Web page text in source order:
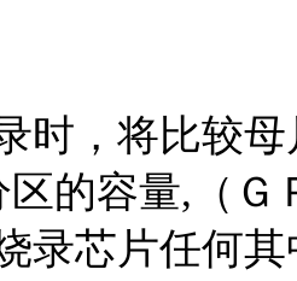
时，将比较
区的容量,（
录芯片任何